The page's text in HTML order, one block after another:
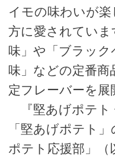
イモの味わいが
方に愛されてい
味」や「ブラック
味」などの定番商
定フレーバーを展
『堅あげポテト
「堅あげポテト
ポテト応援部」（